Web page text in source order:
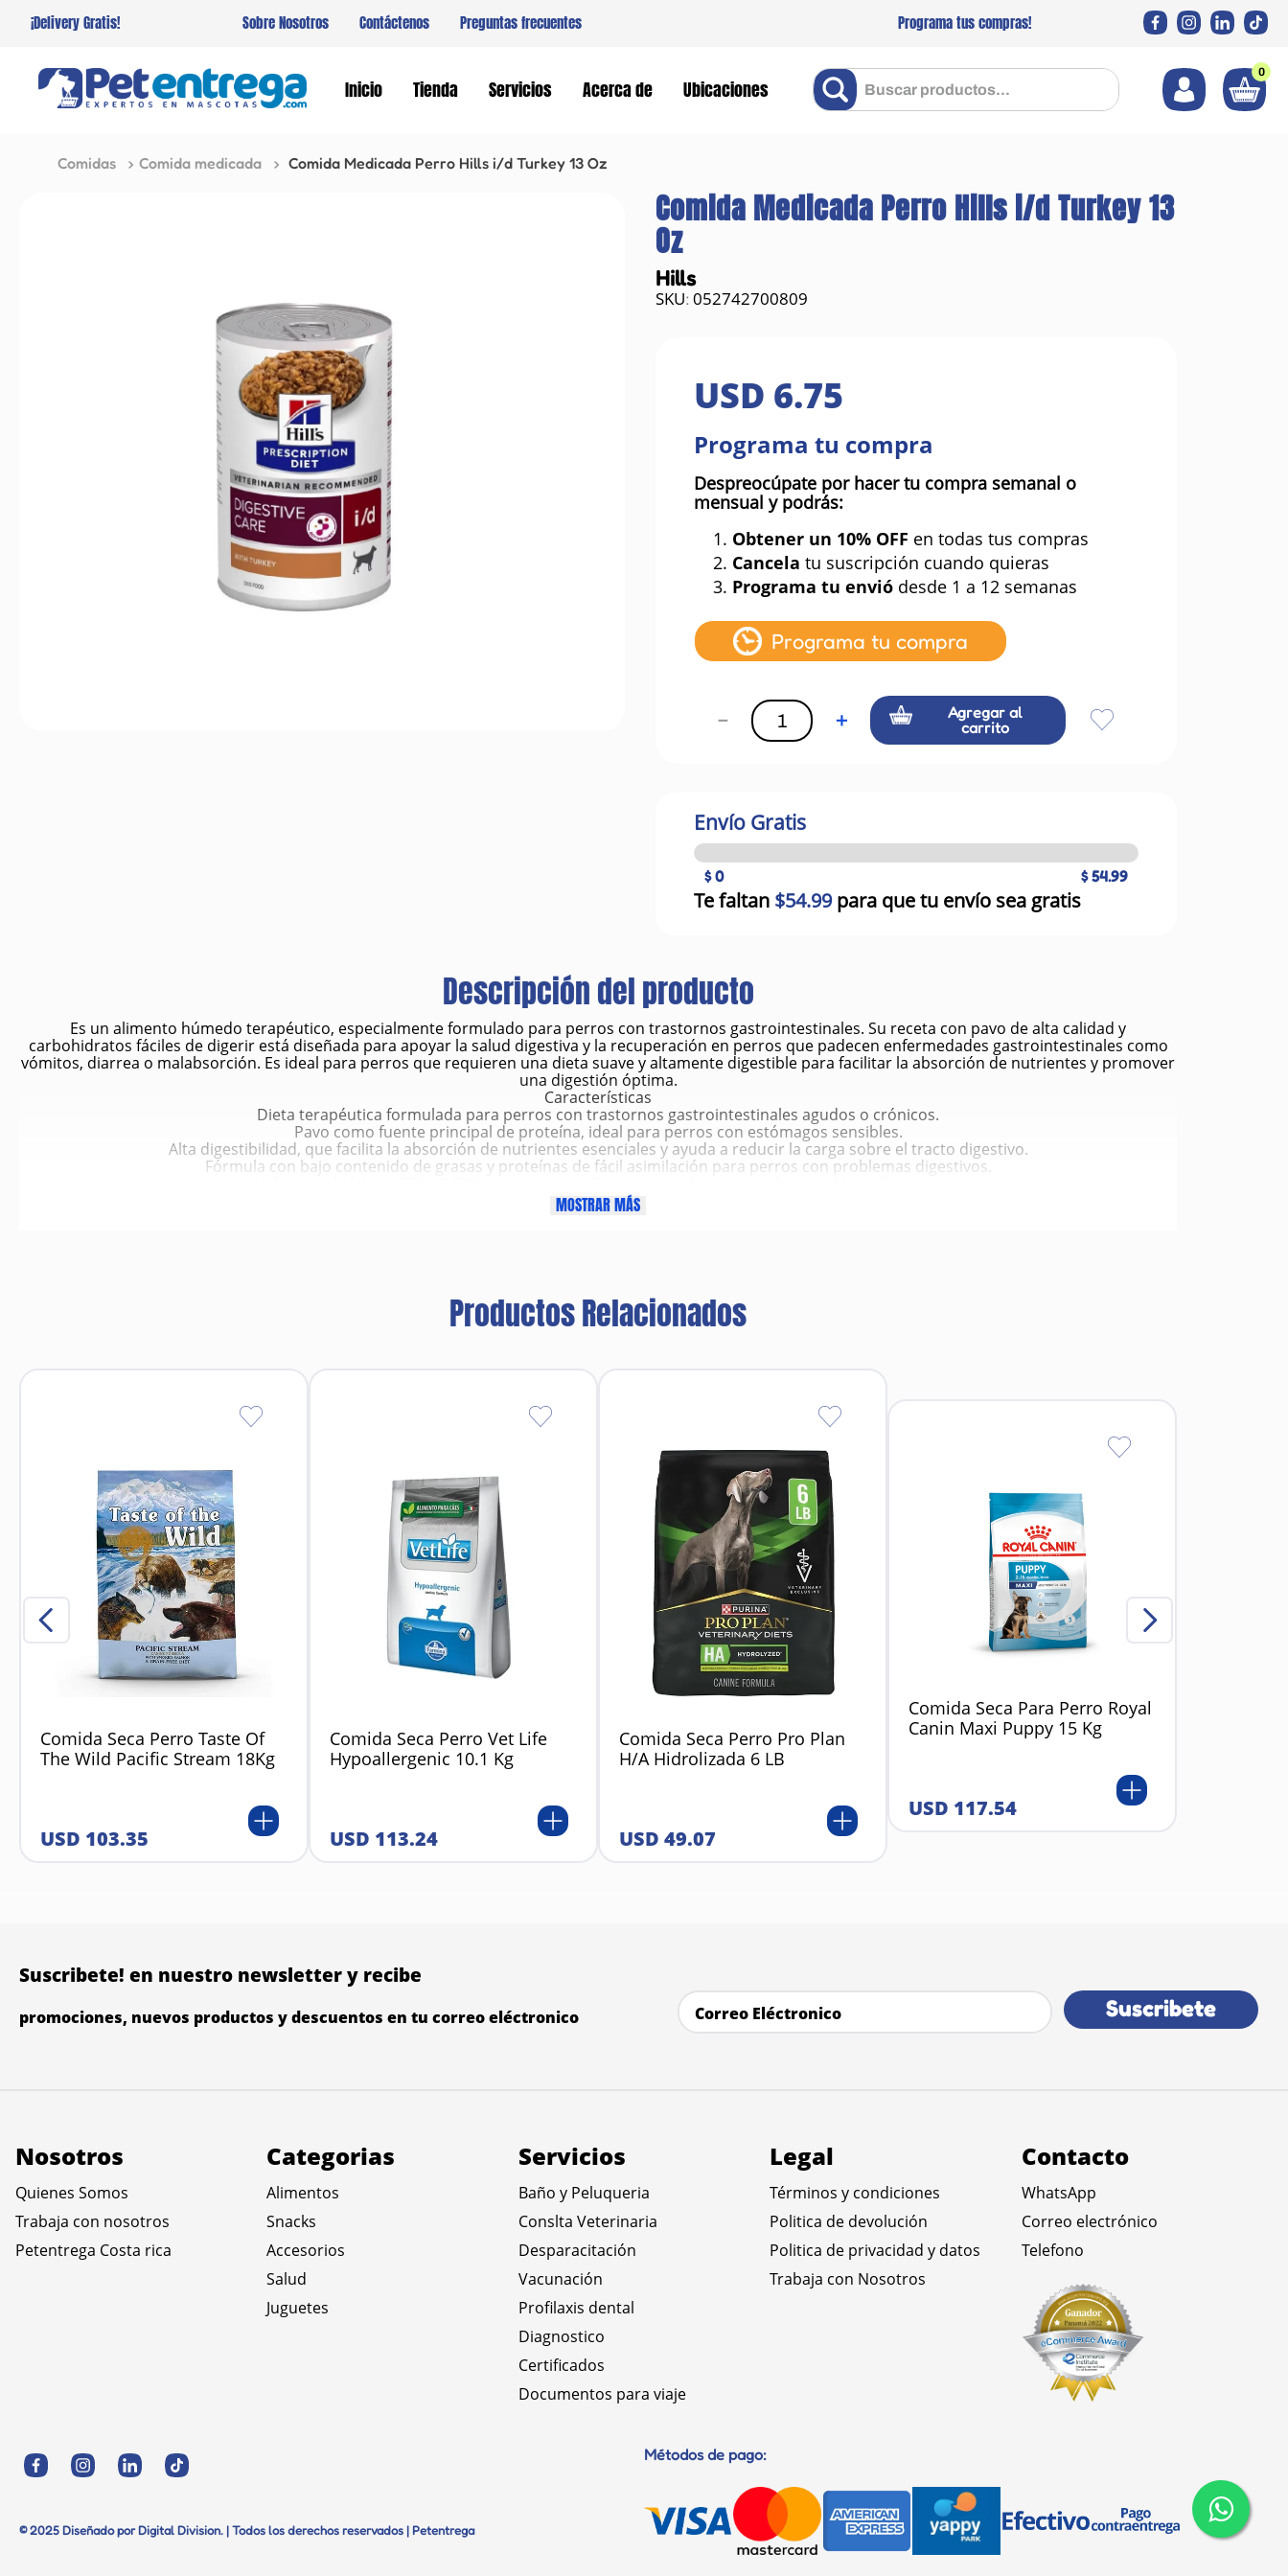
¡Delivery Gratis! Sobre Nosotros Contáctenos Preguntas frecuentes Programa tus compras!
Inicio Tienda Servicios Acerca de Ubicaciones
Buscar productos... 0
Comidas Comida medicada Comida Medicada Perro Hills i/d Turkey 13 Oz
Comida Medicada Perro Hills i/d Turkey 13
Oz
Hills
:052742700809
USD 6.75
Programa tu compra
Despreocúpate por hacer tu compra semanal o
mensual y podrás:
1. Obtener un 10% OFF en todas tus compras
2. Cancela tu suscripción cuando quieras
3. Programa tu envió desde 1 a 12 semanas
Programa tu compra
＋
－
Agregar al
carrito
Envío Gratis
$ 0 $ 54.99
Te faltan $54.99para que tu envío sea gratis
Descripción del producto
Es un alimento húmedo terapéutico, especialmente formulado para perros con trastornos gastrointestinales. Su receta con pavo de alta calidad y
carbohidratos fáciles de digerir está diseñada para apoyar la salud digestiva y la recuperación en perros que padecen enfermedades gastrointestinales como
vómitos, diarrea o malabsorción. Es ideal para perros que requieren una dieta suave y altamente digestible para facilitar la absorción de nutrientes y promover
una digestión óptima.
Características
Dieta terapéutica formulada para perros con trastornos gastrointestinales agudos o crónicos.
Pavo como fuente principal de proteína, ideal para perros con estómagos sensibles.
Alta digestibilidad, que facilita la absorción de nutrientes esenciales y ayuda a reducir la carga sobre el tracto digestivo.
Fórmula con bajo contenido de grasas y proteínas de fácil asimilación para perros con problemas digestivos.
Antioxidantes y vitaminas que fortalecen el sistema inmunológico y mejoran la salud general.
Presentación en lata de 13 oz, ideal para perros de tamaño pequeño o para un tratamiento corto.
Promueve el equilibrio intestinal con prebióticos que favorecen el crecimiento de bacterias beneficiosas.
Ideal para perros con un sistema digestivo sensible, brindando una dieta fácil de digerir.
Carne de pavo cocida
Pulpa de remolacha deshidratada (fuente de fibra)
Minerales esenciales (sodio, potasio, calcio, fósforo, hierro, zinc)
Vitaminas (A, D3, E, complejo B)
Prebióticos (FOS y MOS)
MOSTRAR MÁS
Productos Relacionados
Comida Seca Perro Taste Of
The Wild Pacific Stream 18Kg
USD 103.35
Comida Seca Perro Vet Life
Hypoallergenic 10.1 Kg
USD 113.24
Comida Seca Perro Pro Plan
H/A Hidrolizada 6 LB
USD 49.07
Comida Seca Para Perro Royal
Canin Maxi Puppy 15 Kg
USD 117.54
Suscribete! en nuestro newsletter y recibe
promociones, nuevos productos y descuentos en tu correo eléctronico Suscribete
Nosotros
Quienes Somos
Trabaja con nosotros
Petentrega Costa rica
Categorias
Alimentos
Snacks
Accesorios
Salud
Juguetes
Servicios
Baño y Peluqueria
Conslta Veterinaria
Desparacitación
Vacunación
Profilaxis dental
Diagnostico
Certificados
Documentos para viaje
Legal
Términos y condiciones
Politica de devolución
Politica de privacidad y datos
Trabaja con Nosotros
Contacto
WhatsApp
Correo electrónico
Telefono
© 2025 Diseñado por Digital Division. | Todos los derechos reservados | Petentrega
Métodos de pago: